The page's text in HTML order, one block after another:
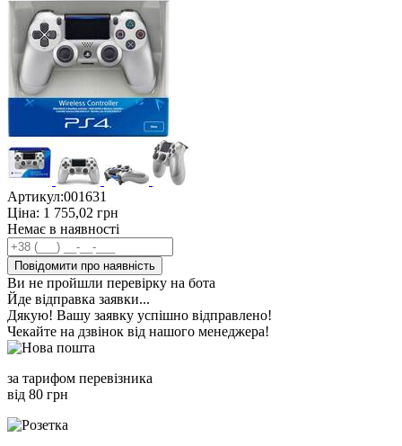
Артикул:001631
Ціна: 1 755,02 грн
Немає в наявності
Повідомити про наявність
Ви не пройшли перевірку на бота
Йде відправка заявки...
Дякую! Вашу заявку успішно відправлено!
Чекайте на дзвінок від нашого менеджера!
за тарифом перевізника
від 80 грн